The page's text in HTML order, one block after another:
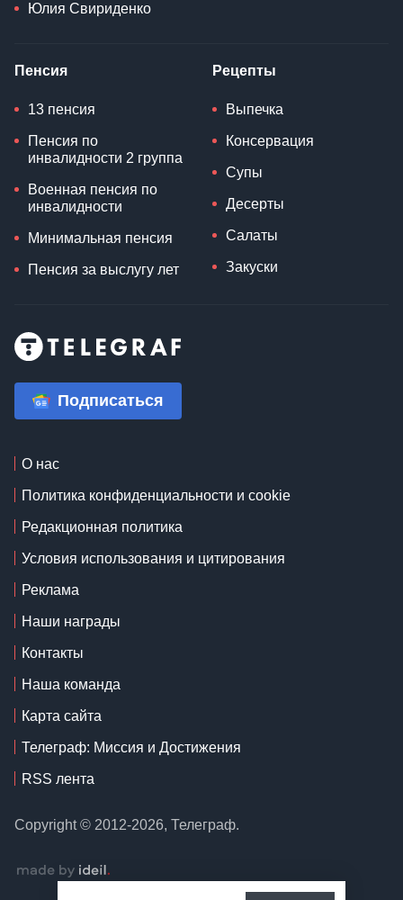
Юлия Свириденко
Пенсия
13 пенсия
Пенсия по
инвалидности 2 группа
Военная пенсия по
инвалидности
Минимальная пенсия
Пенсия за выслугу лет
Рецепты
Выпечка
Консервация
Супы
Десерты
Салаты
Закуски
Подписаться
О нас
Политика конфиденциальности и cookie
Редакционная политика
Условия использования и цитирования
Реклама
Наши награды
Контакты
Наша команда
Карта сайта
Телеграф: Миссия и Достижения
RSS лента
Copyright © 2012-2026, Телеграф.